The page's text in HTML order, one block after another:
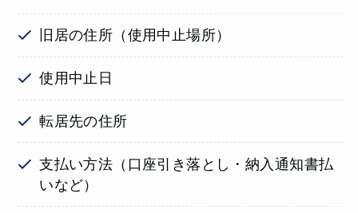
旧居の住所（使用中止場所）
使用中止日
転居先の住所
支払い方法（口座引き落とし・納入通知書払
いなど）